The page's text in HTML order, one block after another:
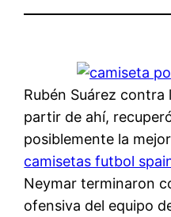
Rubén Suárez contra
partir de ahí,
posiblemente la
camisetas futbol
Neymar terminaron
ofensiva del equipo